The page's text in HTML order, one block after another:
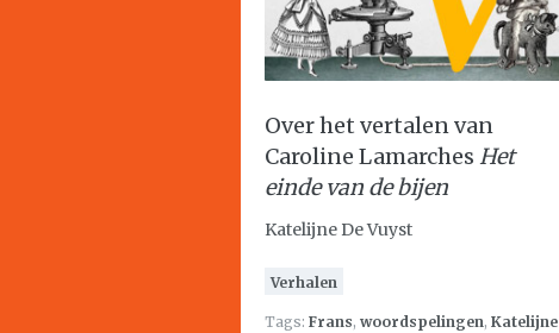
Over het vertalen van
Caroline Lamarches Het
einde van de bijen
Katelijne De Vuyst
Verhalen
Tags: Frans, woordspelingen, Katelijne